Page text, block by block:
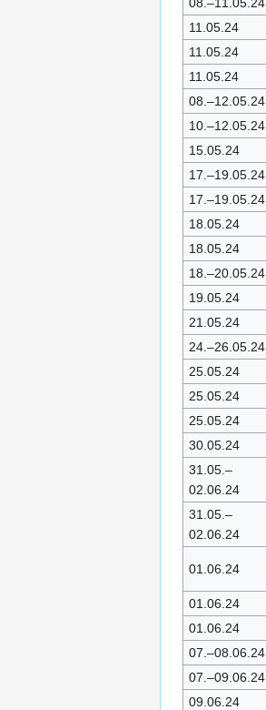
11.05.24
11.05.24
11.05.24
08.–12.05.24
10.–12.05.24
15.05.24
17.–19.05.24
17.–19.05.24
18.05.24
18.05.24
18.–20.05.24
19.05.24
21.05.24
24.–26.05.24
25.05.24
25.05.24
25.05.24
30.05.24
31.05.–
02.06.24
31.05.–
02.06.24
01.06.24
01.06.24
01.06.24
07.–08.06.24
07.–09.06.24
09.06.24